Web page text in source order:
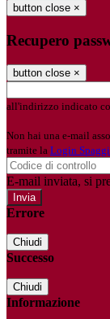
button close ×
Recupero
button close ×
all'indirizzo indicato
Non hai una e-mail
tramite la Login
E-mail inviata, si
Errore
Chiudi
Successo
Chiudi
Informazione